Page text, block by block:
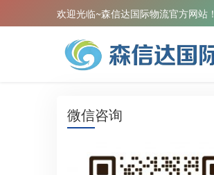
欢迎光临~森信达国际物流官方网站！
微信咨询